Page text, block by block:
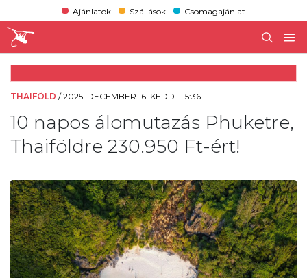
Ajánlatok Szállások Csomagajánlat
THAIFÖLD /2025. DECEMBER 16. KEDD - 15:36
10 napos álomutazás Phuketre,
Thaiföldre 230.950 Ft-ért!